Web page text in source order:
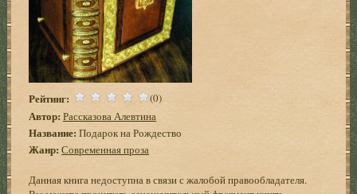
Рейтинг: (0)
Автор: Рассказова Алевтина
Название: Подарок на Рождество
Жанр: Современная проза
Данная книга недоступна в связи с жалобой правообладателя.